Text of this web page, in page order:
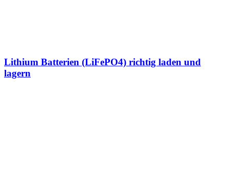
Lithium Batterien (LiFePO4) richtig laden und
lagern